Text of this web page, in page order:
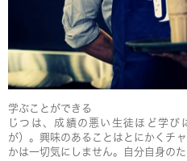
学ぶことができる
じつは、成績の悪い生徒ほど学
が）。興味のあることはとにかくチ
かは一切気にしません。自分自身のた